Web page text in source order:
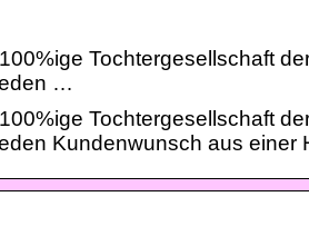
Tochtergesellschaft
…
Tochtergesellschaft
Kundenwunsch aus einer